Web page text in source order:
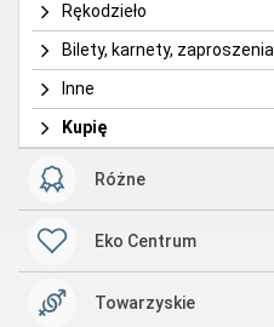
Rękodzieło
Bilety, karnety, zaproszenia
Inne
Kupię
Różne
Eko Centrum
Towarzyskie